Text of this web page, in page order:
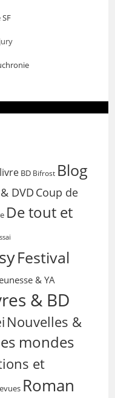
BD Bifrost Blog
DVD Coup de
De tout et
Festival
& YA
& BD
Nouvelles &
mondes
et
Roman